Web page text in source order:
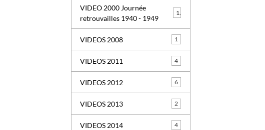
VIDEO 2000 Journée
retrouvailles 1940 - 1949
VIDEOS 2008 1
VIDEOS 2011 4
VIDEOS 2012 6
VIDEOS 2013 2
VIDEOS 2014 4